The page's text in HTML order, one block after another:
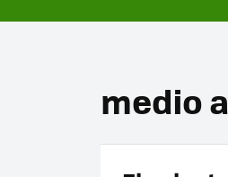
medio